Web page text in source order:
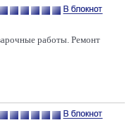
работы. Ремонт